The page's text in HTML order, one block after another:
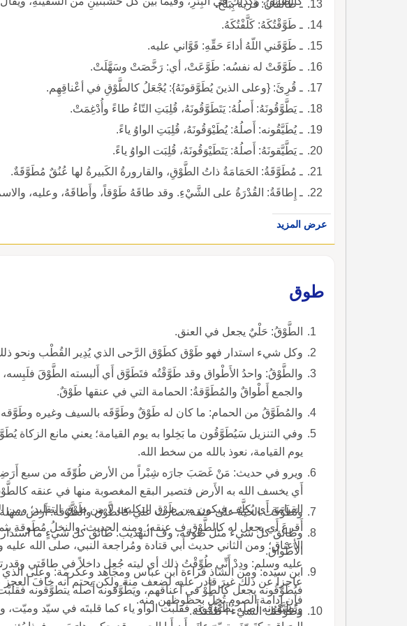
ـ طائقانُ: قرية بِبَلْخَ.
ـ طَوَّقْتُكَهُ: كَلَّفْتُكَهُ.
ـ طَوَّقَني اللّهُ أداءَ حَقِّهِ: قَوَّاني عليه.
ـ طَوَّقَتْ له نفسُه: طَوَّعَتْ، أي: رَخَّصَتْ وسَهَّلَتْ.
ـ قُرِئَ: {وعلى الذينَ يُطَوَّقونَهُ}: يُجْعَلُ كالطَّوْقِ في أعْناقِهِم.
ـ يَطَّوَّقُونَهُ: أَصلُهُ: يَتَطَوَّقُونَهُ، قُلِبَتِ التّاءُ طاءً وأُدْغِمَتْ.
ـ يُطَيَّقُونه: أَصلُهُ: يُطَيْوَقُونَهُ، قُلِبَتِ الواوُ ياءً.
ـ يَطَّيَّقونَهُ: أَصلُهُ: يَتَطَيْوَقُونَهُ، قُلِبَت الواوُ ياءً.
ـ مُطَوَّقَةُ: الحَمَامَةُ ذاتُ الطَّوْقِ، والقارورةُ الكَبيرةُ لها عُنُقٌ مُطَوَّقَةٌ.
ـ إِطاقَةُ: القُدْرَةُ على الشَّيْءِ. وقد طاقَهُ طَوْقاً، وأَطاقَهُ، وعليه،
عرض المزيد
طوق
الطَّوْقُ: حَلْيٌ يجعل في العنق.
وكل شيء استدار فهو طَوْق كطَوْق الرَّحى الذي يُدِير القُطْب ونحو ذلك.
والجمع أَطْواقٌ والمُطَوَّقةُ: الحمامة التي في عنقها طَوْقٌ.
والمُطَوَّقُ من الحمام: ما كان له طَوْقٌ وطَوَّقَه بالسيف وغيره وطَوَّقه إِيّاه: جعله له طَوْقاً.
وفي التنزيل سَيُطَوَّقُون ما بَخِلوا به يوم القيامة؛ يعني
يوم القيامة، نعوذ بالله من سخط الله.
ويرو في حديث: مَنْ غَصَبَ جارَه شِبْراً من الأرض طُوِّقَه من سبع
أَي يخسف الله به الأَرض فتصير البقع المغصوبة منها في عنقه
القيامة أَي يُكلَّف فيكون من
أَقرعَ أَي يجعل له كالطَّوْق ف عنقه؛ ومنه الحديث: والنخلُ مُطَوقة
الأعناق؛ ومن الثاني حديث أَبي قتادة ومُراجعة النبي، صلى الله
عليه وسلم: ودِدْ أَنِّي طُوِّقْتُ ذلك أي ليته جُعِل داخلاً في طاقَتي
عاجزاً عن ذلك غيرَ قادر عليه لضعف منه ولكن يحتم أَنه خافَ العجز
فإِن إِدامة الصوم تُخِلّ بحظوظهن منه.
وتَطَوَّقَت الحيّةُ على عنقه: صارت علي كالطَّوْق والطَّوْقة: أَرض
وطائقُ كلّ شيء مثل طوقه، وف
الأَطْواق.
ابن سيده: ومن الشاذ قراءة ابن عباس ومجاهد وعكرمة: وعلى الذي
فيُطَوَّقُونه يجعل كالطَّوْ في أَعناقهم، ويَطَّوَّقونه أَصله يتطوَّقونه
ويُطَيَّقونه أَصله يُطَيْوَقونه فقلبت الواو ياء كما قلبتَه في سيّد
وطَوَّقْتُك الشيء أَ كلَّفْتكَه.